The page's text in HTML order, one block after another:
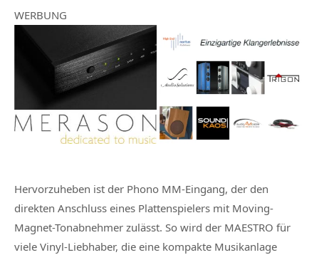
WERBUNG
Hervorzuheben ist der Phono MM-Eingang, der den
direkten Anschluss eines Plattenspielers mit Moving-
Magnet-Tonabnehmer zulässt. So wird der MAESTRO für
viele Vinyl-Liebhaber, die eine kompakte Musikanlage